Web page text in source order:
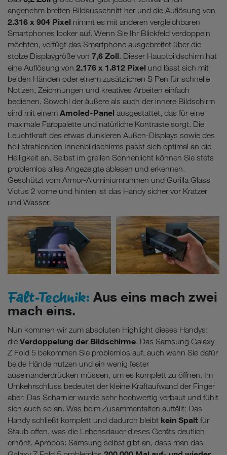
angenehm breiten Bildausschnitt her und die Auflösung von
2.316 x 904 Pixel nimmt es mit anderen vergleichbaren
Smartphones locker auf. Wenn Sie Ihr Blickfeld verdoppeln
möchten, verfügt das Smartphone ausgebreitet über die
stolze Displaygröße von 7,6 Zoll. Dieser Hauptbildschirm hat
eine Auflösung von 2.176 x 1.812 Pixel und lässt sich mit
beiden Händen oder einem zusätzlichen S Pen für schnelle
Notizen, Zeichnungen und kreatives Arbeiten einfach
bedienen. Sowohl der äußere als auch der innere Bildschirm
sind mit einem Amoled-Panel ausgestattet, das für eine
maximale Farbpalette und natürliche Kontraste sorgt. Die
Leuchtkraft des etwas dunkleren Außen-Displays sowie des
hell strahlenden Innenbildschirms passt sich optimal an die
Helligkeit an. Selbst im grellen Sonnenlicht können Sie stets
problemlos alles Angezeigte ablesen und erkennen.
Geschützt vom Armor-Aluminiumrahmen und Gorilla Glass
Victus 2 vorne und hinten ist das Handy sicher vor Kratzer
und Wasser.
Falt-Technik: Aus eins mach zwei
mach eins.
Nun kommen wir zum absoluten Highlight dieses Handys:
die Verdoppelung der Bildschirme. Das Samsung Galaxy
Z Fold 5 bekommen Sie problemlos auf, auch wenn Sie dafür
beide Hände nutzen und ein wenig fester
auseinanderdrücken müssen, um es komplett zu öffnen. Im
Umkehrschluss bedeutet der kleine Kraftaufwand der Finger
aber: Das Scharnier wurde sehr hochwertig verbaut und fühlt
sich auch so an. Was beim Zusammenfalten auffällt: Das
Handy schließt komplett und dadurch bleibt kein Spalt für
Staub offen, was die Lebensdauer dieses Geräts deutlich
erhöht. Apropos: Samsung selbst gibt an, dass man das
Website unerlässlich sind.